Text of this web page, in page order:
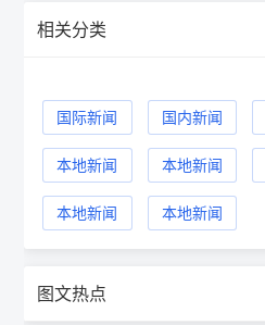
相关分类
国际新闻 国内新闻
本地新闻 本地新闻
本地新闻 本地新闻
图文热点